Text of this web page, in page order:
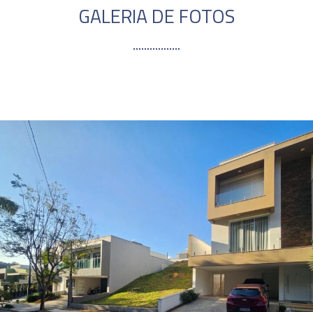
GALERIA DE FOTOS